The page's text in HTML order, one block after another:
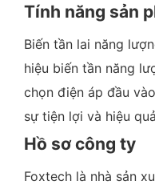
Tính năng sản
Biến tần lai năng
hiệu biến tần năng
chọn điện áp đầu
sự tiện lợi và hiệu
Hồ sơ công ty
Foxtech là nhà sản